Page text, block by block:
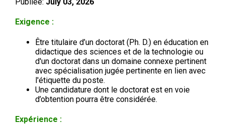
Exigence :
Être titulaire d’un doctorat (Ph. D.) en éducation en
didactique des sciences et de la technologie ou
d'un doctorat dans un domaine connexe pertinent
avec spécialisation jugée pertinente en lien avec
l'étiquette du poste.
Une candidature dont le doctorat est en voie
d’obtention pourra être considérée.
Expérience :